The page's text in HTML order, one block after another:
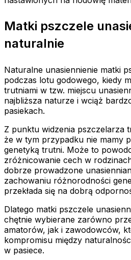
Matki pszczele
naturalnie
Naturalne unasiennienie matki
podczas lotu godowego, kiedy
trutniami w tzw. miejscu
najbliższa naturze i wciąż
pasiekach.
Z punktu widzenia pszczelarza
że w tym przypadku nie mamy
genetyką trutni. Może to
zróżnicowanie cech w
dobrze prowadzone
zachowaniu różnorodności
przekłada się na dobrą
Dlatego matki pszczele
chętnie wybierane zarówno
amatorów, jak i zawodowców,
kompromisu między
w pasiece.